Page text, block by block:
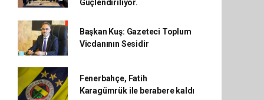
Güçlendiriliyor.
Başkan Kuş: Gazeteci Toplum
Vicdanının Sesidir
Fenerbahçe, Fatih
Karagümrük ile berabere kaldı